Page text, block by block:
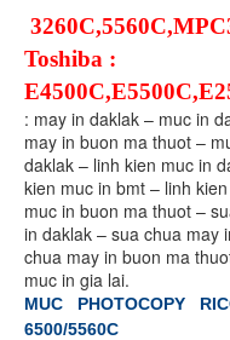
Toshiba :
: may in daklak – muc in
may in buon ma thuot –
daklak – linh kien muc in
kien muc in bmt – linh
muc in buon ma thuot –
in daklak – sua chua may
chua may in buon ma
muc in gia lai.
MUC PHOTOCOPY
6500/5560C